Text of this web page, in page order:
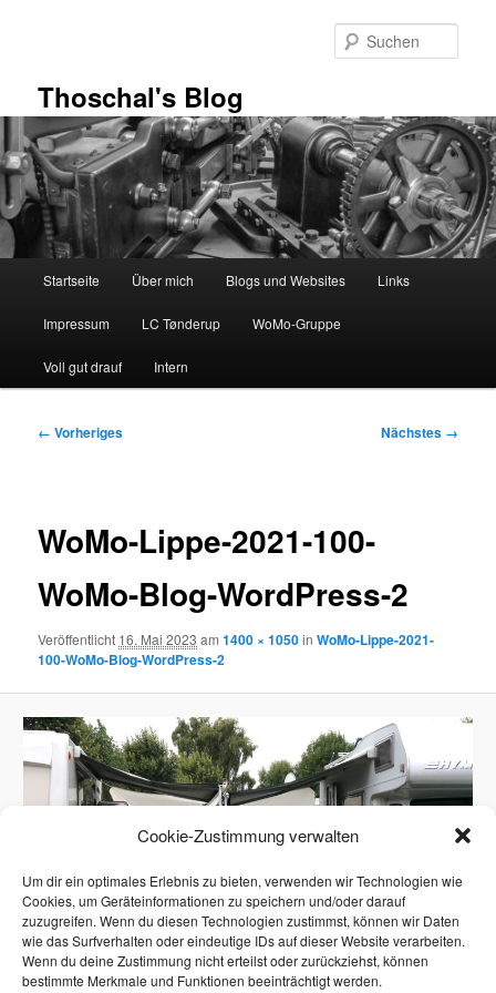
Cookie-Zustimmung verwalten
Um dir ein optimales Erlebnis zu bieten, verwenden wir Technologien wie
Cookies, um Geräteinformationen zu speichern und/oder darauf
zuzugreifen. Wenn du diesen Technologien zustimmst, können wir Daten
wie das Surfverhalten oder eindeutige IDs auf dieser Website verarbeiten.
Wenn du deine Zustimmung nicht erteilst oder zurückziehst, können
bestimmte Merkmale und Funktionen beeinträchtigt werden.
Thoschal's Blog
Startseite Über mich Blogs und Websites Links
Impressum LC Tønderup WoMo-Gruppe
Voll gut drauf Intern
Bilder-
← Vorheriges Nächstes →
WoMo-Lippe-2021-100-
WoMo-Blog-WordPress-2
Veröffentlicht 16. Mai 2023 am1400 × 1050inWoMo-Lippe-2021-
100-WoMo-Blog-WordPress-2